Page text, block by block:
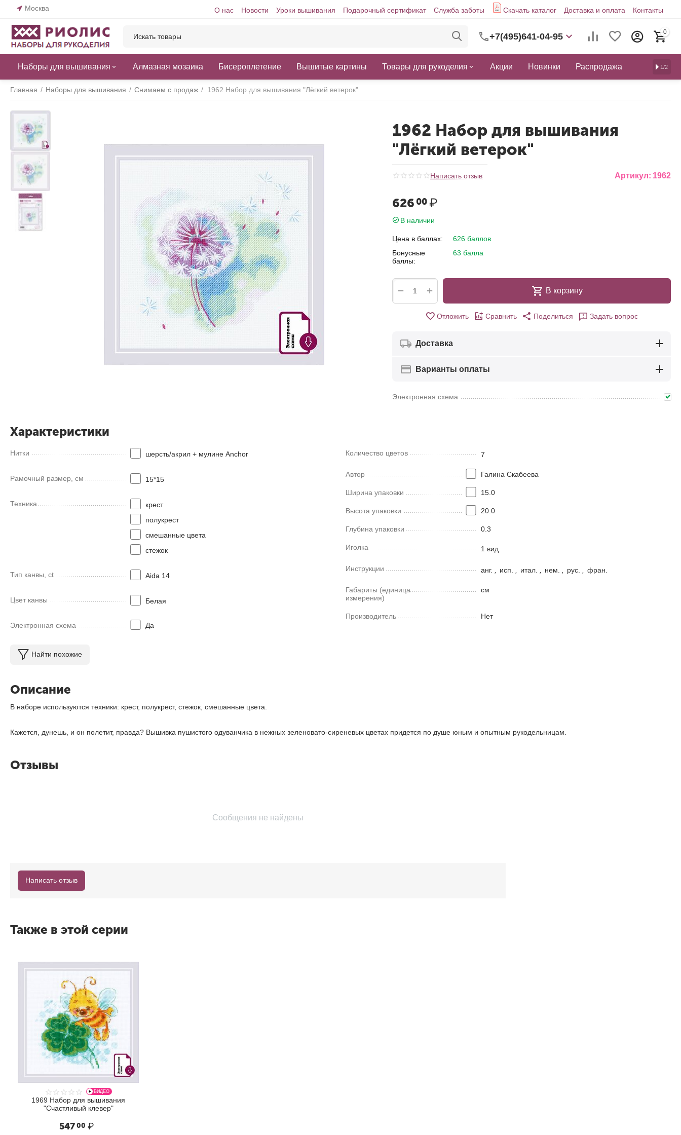
Москва О нас Новости Уроки вышивания Подарочный сертификат Служба заботы Скачать каталог Доставка и оплата Контакты
+7(495)641-04-95 0
Наборы для вышивания Алмазная мозаика Бисероплетение Вышитые картины Товары для рукоделия Акции Новинки Распродажа 1/2
Главная / Наборы для вышивания / Снимаем с продаж / 1962 Набор для вышивания "Лёгкий ветерок"
1962 Набор для вышивания
"Лёгкий ветерок"
Написать отзыв Артикул: 1962
626 00₽
В наличии
Цена в баллах:
626 баллов
Бонусные
баллы:
63 балла
+
− В корзину
Отложить Сравнить Поделиться Задать вопрос
Доставка
Варианты оплаты
Электронная схема
Характеристики
Нитки шерсть/акрил + мулине Anсhor
Рамочный размер, см 15*15
Техника
крест
полукрест
смешанные цвета
стежок
Тип канвы, ct Aida 14
Цвет канвы Белая
Электронная схема Да
Количество цветов 7
Автор Галина Скабеева
Ширина упаковки 15.0
Высота упаковки 20.0
Глубина упаковки 0.3
Иголка 1 вид
Инструкции анг. исп. итал. нем. рус. фран.
Габариты (единица
измерения)
см
Производитель Нет
Найти похожие
Описание
В наборе используются техники: крест, полукрест, стежок, смешанные цвета.
Кажется, дунешь, и он полетит, правда? Вышивка пушистого одуванчика в нежных зеленовато-сиреневых цветах придется по душе юным и опытным рукодельницам.
Отзывы
Сообщения не найдены
Написать отзыв
Также в этой серии
ВИДЕО
1969 Набор для вышивания
"Счастливый клевер"
547 00 ₽